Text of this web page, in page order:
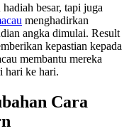
besar, tapi juga
menghadirkan
angka dimulai. Result
kepastian kepada
membantu mereka
hari ke hari.
Cara